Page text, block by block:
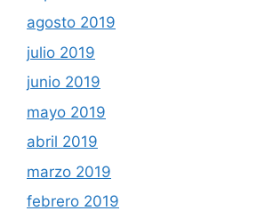
agosto 2019
julio 2019
junio 2019
mayo 2019
abril 2019
marzo 2019
febrero 2019